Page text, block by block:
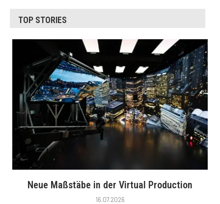
TOP STORIES
Neue Maßstäbe in der Virtual Production
16.07.2026